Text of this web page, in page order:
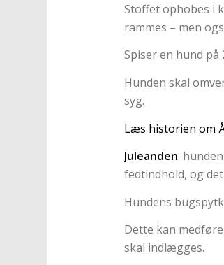
Stoffet ophobes i
rammes – men
Spiser en hund
Hunden skal
syg.
Læs historien om
Juleanden:
fedtindhold, og
Hundens
Dette kan
skal indlægges.